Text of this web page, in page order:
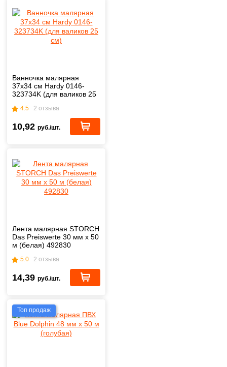
Ванночка малярная
37х34 см Hardy 0146-
323734K (для валиков 25
4.5 2 отзыва
10,92 руб./шт.
Лента малярная STORCH
Das Preiswerte 30 мм х 50
м (белая) 492830
5.0 2 отзыва
14,39 руб./шт.
Топ продаж